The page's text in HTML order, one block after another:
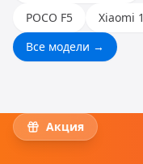
POCO F5
Xiaomi
Все модели →
Акция